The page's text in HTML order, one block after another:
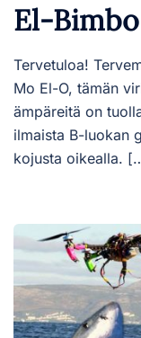
El-
Tervetuloa!
Mo El-O, tämän
ämpäreitä on
ilmaista B-luokan
kojusta oikealla.